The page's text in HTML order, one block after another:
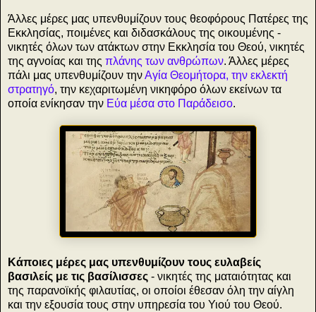
Άλλες μέρες μας υπενθυμίζουν τους θεοφόρους Πατέρες της
Εκκλησίας, ποιμένες και διδασκάλους της οικουμένης -
νικητές όλων των ατάκτων στην Εκκλησία του Θεού, νικητές
της αγνοίας και της πλάνης των ανθρώπων. Άλλες μέρες
πάλι μας υπενθυμίζουν τηνΑγία Θεομήτορα, την εκλεκτή
στρατηγό, την κεχαριτωμένη νικηφόρο όλων εκείνων τα
οποία ενίκησαν την Εύα μέσα στο Παράδεισο.
Κάποιες μέρες μας υπενθυμίζουν τους ευλαβείς
βασιλείς με τις βασίλισσες - νικητές της ματαιότητας και
της παρανοϊκής φιλαυτίας, οι οποίοι έθεσαν όλη την αίγλη
και την εξουσία τους στην υπηρεσία του Υιού του Θεού.